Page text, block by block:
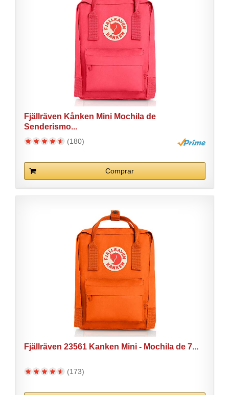
Fjällräven Kånken Mini Mochila de
Senderismo...
(180)
Comprar
Fjällräven 23561 Kanken Mini - Mochila de 7...
(173)